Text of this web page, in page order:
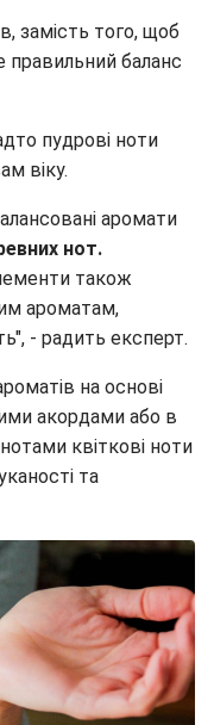
замість того, щоб
правильний баланс
пудрові ноти
віку.
аромати
нот.
також
ароматам,
- радить експерт.
на основі
акордами або в
квіткові ноти
та